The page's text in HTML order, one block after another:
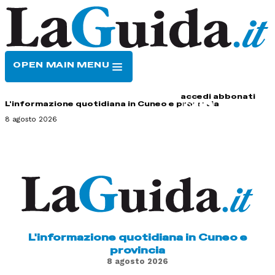
OPEN MAIN MENU
accedi abbonati
L'informazione quotidiana in Cuneo e provincia
8 agosto 2026
L'informazione quotidiana in Cuneo e
provincia
8 agosto 2026